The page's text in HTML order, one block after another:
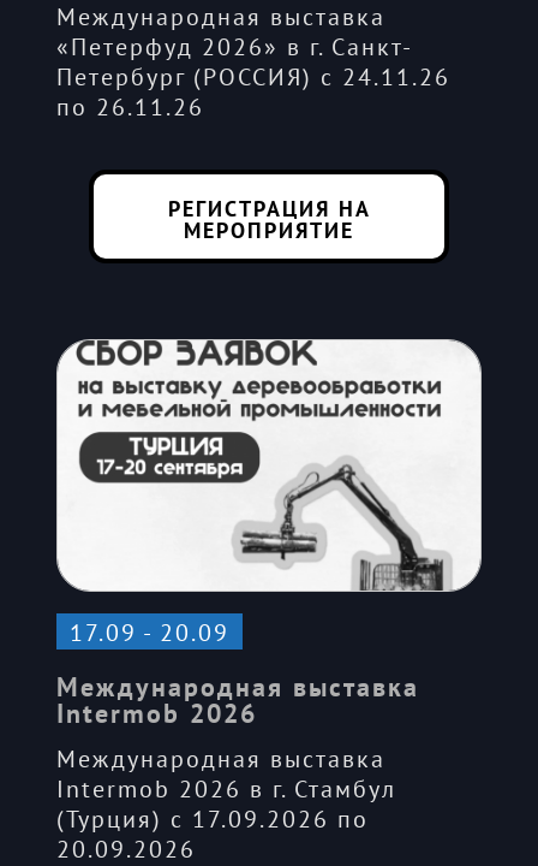
Международная выставка
«Петерфуд 2026» в г. Санкт-
Петербург (РОССИЯ) с 24.11.26
по 26.11.26
РЕГИСТРАЦИЯ НА
МЕРОПРИЯТИЕ
17.09 - 20.09
Международная выставка
Intermob 2026
Международная выставка
Intermob 2026 в г. Стамбул
(Турция) с 17.09.2026 по
20.09.2026